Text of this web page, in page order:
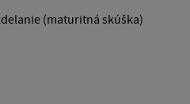
(maturitná skúška)